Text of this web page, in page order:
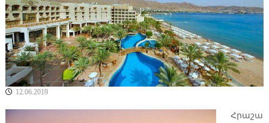
կ
ա
յ
ի
ն
կ
զ
կ
12.06.2019
Հրաշա